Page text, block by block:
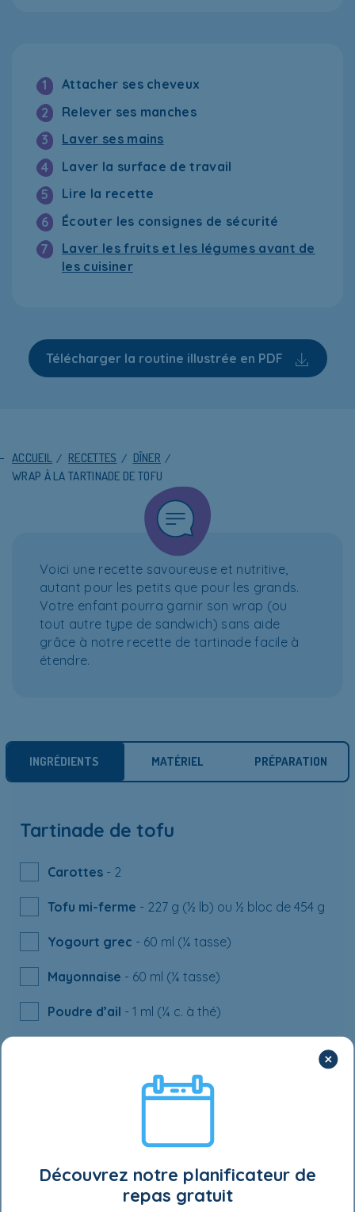
1
Attacher ses cheveux
2
Relever ses manches
3
Laver ses mains
4
Laver la surface de travail
5
Lire la recette
6
Écouter les consignes de sécurité
7
Laver les fruits et les légumes avant de
les cuisiner
Télécharger la routine illustrée en PDF
ACCUEIL / RECETTES / DÎNER /
WRAP À LA TARTINADE DE TOFU
Voici une recette savoureuse et nutritive,
autant pour les petits que pour les grands.
Votre enfant pourra garnir son wrap (ou
tout autre type de sandwich) sans aide
grâce à notre recette de tartinade facile à
étendre.
INGRÉDIENTS MATÉRIEL PRÉPARATION
Tartinade de tofu
Carottes - 2
Tofu mi-ferme - 227 g (½ lb) ou ½ bloc de 454 g
Yogourt grec - 60 ml (¼ tasse)
Mayonnaise - 60 ml (¼ tasse)
Poudre d’ail - 1 ml (¼ c. à thé)
Moutarde de Dijon- 20 ml (4 c. à thé)
Wraps
Découvrez notre planificateur de
repas gratuit